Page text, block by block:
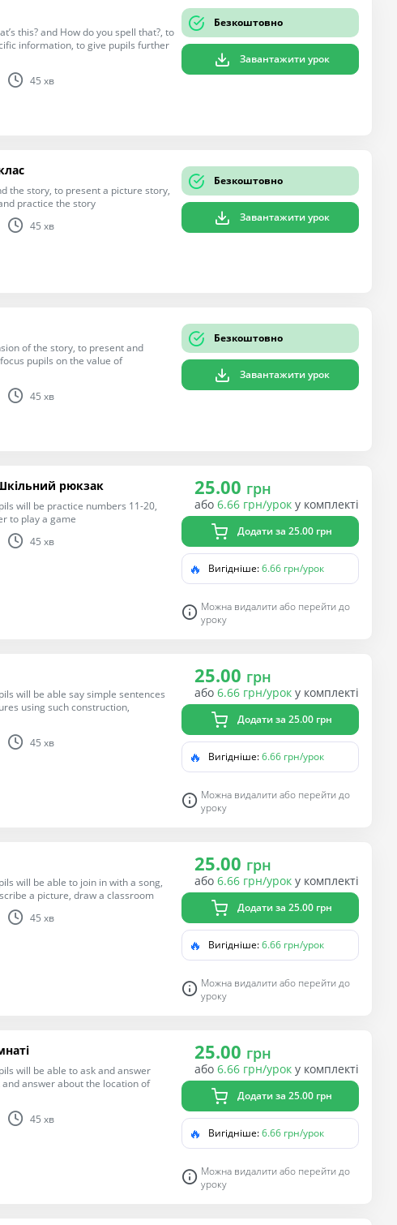
this? and How do you spell that?, to
information, to give pupils further
45 хв
Безкоштовно
Завантажити урок
the story, to present a picture story,
practice the story
45 хв
Безкоштовно
Завантажити урок
of the story, to present and
pupils on the value of
45 хв
Безкоштовно
Завантажити урок
рюкзак
will be practice numbers 11-20,
to play a game
45 хв
25.00 грн
або 6.66 грн/урок у комплекті
Додати за 25.00 грн
🔥 Вигідніше:6.66 грн/урок
Можна видалити або перейти до
уроку
will be able say simple sentences
using such construction,
45 хв
25.00 грн
або 6.66 грн/урок у комплекті
Додати за 25.00 грн
🔥 Вигідніше:6.66 грн/урок
Можна видалити або перейти до
уроку
will be able to join in with a song,
a picture, draw a classroom
45 хв
25.00 грн
або 6.66 грн/урок у комплекті
Додати за 25.00 грн
🔥 Вигідніше:6.66 грн/урок
Можна видалити або перейти до
уроку
will be able to ask and answer
answer about the location of
45 хв
25.00 грн
або 6.66 грн/урок у комплекті
Додати за 25.00 грн
🔥 Вигідніше:6.66 грн/урок
Можна видалити або перейти до
уроку